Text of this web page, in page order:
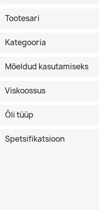
Tootesari
Kategooria
Mõeldud kasutamiseks
Viskoossus
Õli tüüp
Spetsifikatsioon